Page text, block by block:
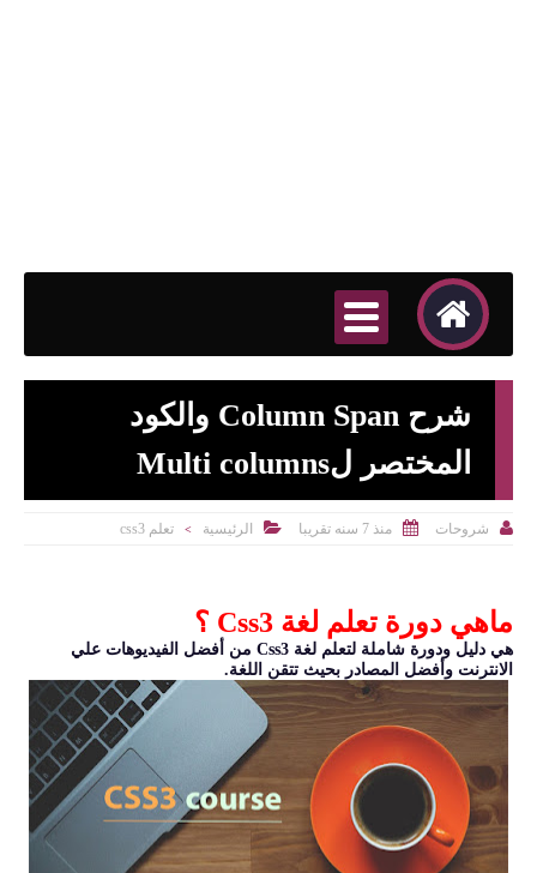
شرح Column Span والكود
المختصر لMulti columns
 شروحات  منذ 7 سنه تقريبا  الرئيسية > تعلم css3
ماهي دورة تعلم لغة Css3 ؟
هي دليل ودورة شاملة لتعلم لغة Css3 من أفضل الفيديوهات علي
الانترنت وأفضل المصادر بحيث تتقن اللغة.